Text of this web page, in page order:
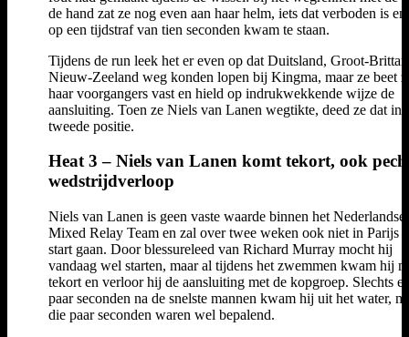
de hand zat ze nog even aan haar helm, iets dat verboden is en
op een tijdstraf van tien seconden kwam te staan.
Tijdens de run leek het er even op dat Duitsland, Groot-
Nieuw-Zeeland weg konden lopen bij Kingma, maar ze beet
haar voorgangers vast en hield op indrukwekkende wijze de
aansluiting. Toen ze Niels van Lanen wegtikte, deed ze dat in
tweede positie.
Heat 3 – Niels van Lanen komt tekort, ook
wedstrijdverloop
Niels van Lanen is geen vaste waarde binnen het Nederlandse
Mixed Relay Team en zal over twee weken ook niet in Parijs
start gaan. Door blessureleed van Richard Murray mocht hij
vandaag wel starten, maar al tijdens het zwemmen kwam hij
tekort en verloor hij de aansluiting met de kopgroep. Slechts
paar seconden na de snelste mannen kwam hij uit het water,
die paar seconden waren wel bepalend.